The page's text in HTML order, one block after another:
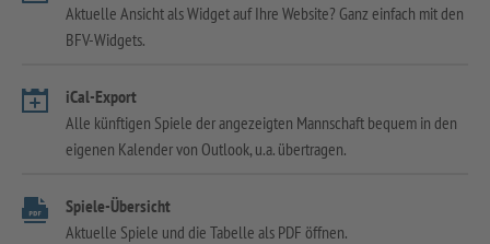
Aktuelle Ansicht als Widget auf Ihre Website? Ganz einfach mit den
BFV-Widgets.
iCal-Export
Alle künftigen Spiele der angezeigten Mannschaft bequem in den
eigenen Kalender von Outlook, u.a. übertragen.
Spiele-Übersicht
Aktuelle Spiele und die Tabelle als PDF öffnen.